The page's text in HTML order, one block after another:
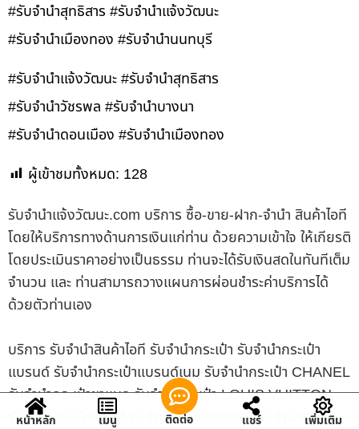
#รับจำนำสุทธิสาร #รับจำนำแจ้งวัฒนะ
#รับจำนำเมืองทอง #รับจำนำนนทบุรี
#รับจำนำแจ้งวัฒนะ #รับจำนำสุทธิสาร
#รับจำนำวัชรพล #รับจำนำบางนา
#รับจำนำดอนเมือง #รับจำนำเมืองทอง
ผู้เข้าชมทั้งหมด: 128
รับจํานําแจ้งวัฒนะ.com บริการ ซื้อ-ขาย-ฝาก-จำนำ สินค้าไอที
โดยให้บริการทางด้านการเงินแก่ท่าน ด้วยความเข้าใจ ให้เกียรติ
โดยประเมินราคาอย่างเป็นธรรม ท่านจะได้รับเงินสดในทันทีเต็ม
จำนวน และ ท่านสามารถวางแผนการผ่อนชำระค่าบริการได้
ด้วยตัวท่านเอง
บริการ รับจำนำสินค้าไอที รับจำนำกระเป๋า รับจำนำกระเป๋า
แบรนด์ รับจำนำกระเป๋าแบรนด์เนม รับจำนำกระเป๋า CHANEL
รับจำนำกระเป๋าชาแนล รับจำนำกระเป๋า LOUIS VUITTON
รับจำนำกระเป๋าหลุยส์ รับจำนำกระเป๋าวิตตอง รับจำนำกล้อง
หน้าหลัก เมนู ติดต่อ แชร์ เพิ่มเติม